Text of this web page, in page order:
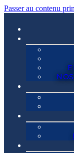
Passer au contenu